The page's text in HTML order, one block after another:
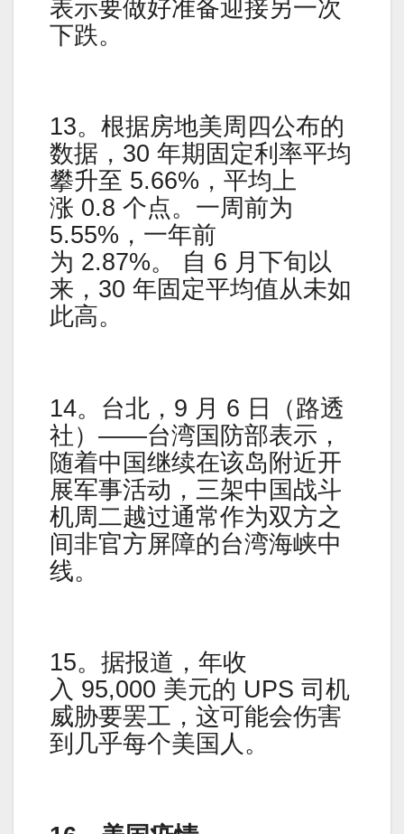
表示要做好准备迎接另一次
下跌。
13。根据房地美周四公布的
数据，30 年期固定利率平均
攀升至 5.66%，平均上
涨 0.8 个点。一周前为
5.55%，一年前
为 2.87%。 自 6 月下旬以
来，30 年固定平均值从未如
此高。
14。台北，9 月 6 日（路透
社）——台湾国防部表示，
随着中国继续在该岛附近开
展军事活动，三架中国战斗
机周二越过通常作为双方之
间非官方屏障的台湾海峡中
线。
15。据报道，年收
入 95,000 美元的 UPS 司机
威胁要罢工，这可能会伤害
到几乎每个美国人。